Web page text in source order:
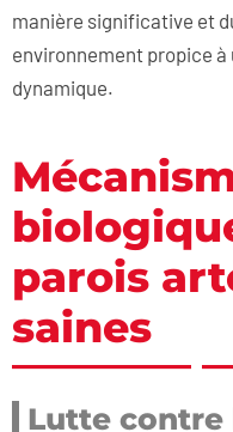
manière significative et
environnement propice
dynamique.
parois
saines
Lutte